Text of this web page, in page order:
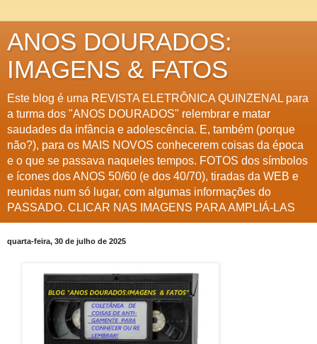
ANOS DOURADOS:
IMAGENS & FATOS
Este blog é uma REVISTA ELETRÔNICA QUINZENAL para
a turma dos "ANOS DOURADOS" relembrar e matar
saudades da infância e adolescência. E, também (porque
não?), para os MAIS NOVOS conhecerem coisas da época
e o que se passava naqueles tempos. FOTOS dos símbolos
e ícones dos ANOS 50/60 (e dos 40/70), tiradas da WEB e
reunidas num só lugar, com algumas informações do
PASSADO. CLICAR NAS IMAGENS PARA AMPLIÁ-LAS
quarta-feira, 30 de julho de 2025